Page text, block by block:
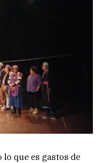
que es gastos de